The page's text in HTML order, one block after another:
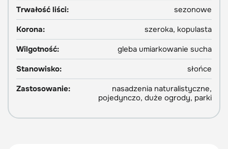
Trwałość liści:
sezonowe
Korona:
szeroka, kopulasta
Wilgotność:
gleba umiarkowanie sucha
Stanowisko:
słońce
Zastosowanie:
nasadzenia naturalistyczne,
pojedynczo, duże ogrody, parki